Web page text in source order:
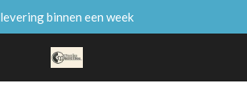
levering binnen een week